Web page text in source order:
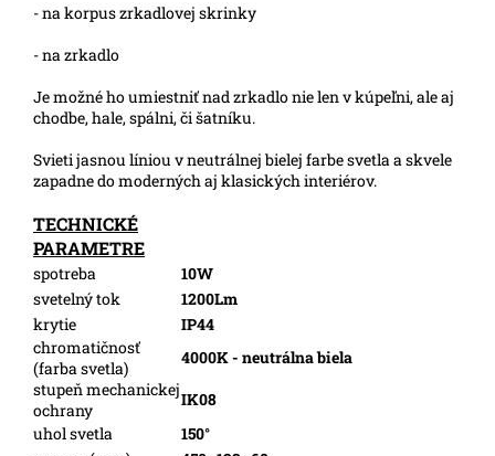
- na korpus zrkadlovej skrinky
- na zrkadlo
Je možné ho umiestniť nad zrkadlo nie len v kúpeľni, ale aj
chodbe, hale, spálni, či šatníku.
Svieti jasnou líniou v neutrálnej bielej farbe svetla a skvele
zapadne do moderných aj klasických interiérov.
TECHNICKÉ
PARAMETRE
spotreba
10W
svetelný tok
1200Lm
krytie
IP44
chromatičnosť
(farba svetla)
4000K - neutrálna biela
stupeň mechanickej
ochrany
IK08
uhol svetla
150°